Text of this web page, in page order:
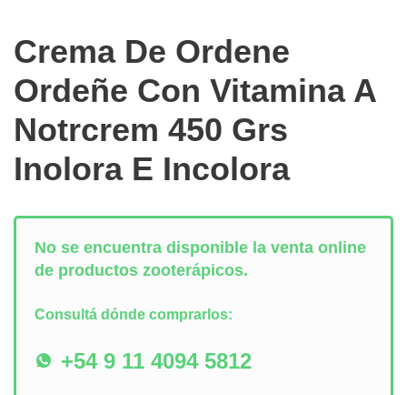
Crema De Ordene
Ordeñe Con Vitamina A
Notrcrem 450 Grs
Inolora E Incolora
No se encuentra disponible la venta online
de productos zooterápicos.
Consultá dónde comprarlos:
+54 9 11 4094 5812